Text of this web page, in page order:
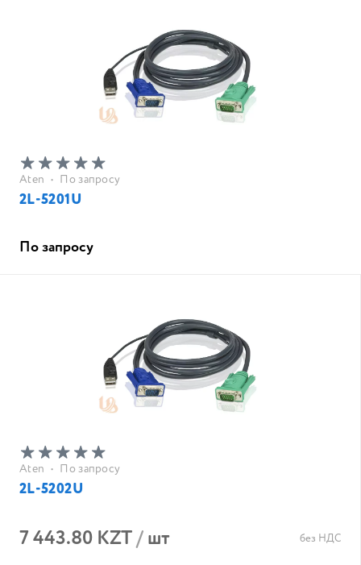
Aten • По запросу
2L-5201U
По запросу
Aten • По запросу
2L-5202U
7 443.80 KZT/шт без НДС